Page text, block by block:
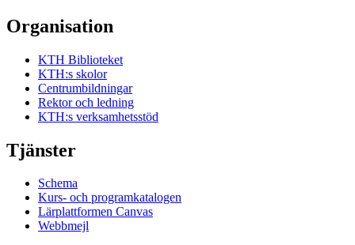
Organisation
KTH Biblioteket
KTH:s skolor
Centrumbildningar
Rektor och ledning
KTH:s verksamhetsstöd
Tjänster
Schema
Kurs- och programkatalogen
Lärplattformen Canvas
Webbmejl